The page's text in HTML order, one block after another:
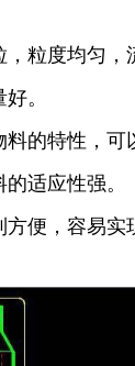
粒度均匀，
。
的特性，可
适应性强。
便，容易实